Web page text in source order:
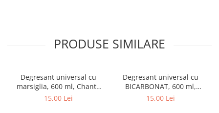
PRODUSE SIMILARE
Degresant universal cu
marsiglia, 600 ml, Chante
Clair
15,00 Lei
Degresant universal cu
BICARBONAT, 600 ml,
Chante Clair
15,00 Lei